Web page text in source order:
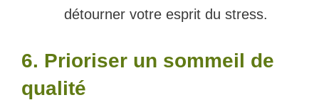
détourner votre esprit du stress.
6. Prioriser un sommeil de
qualité